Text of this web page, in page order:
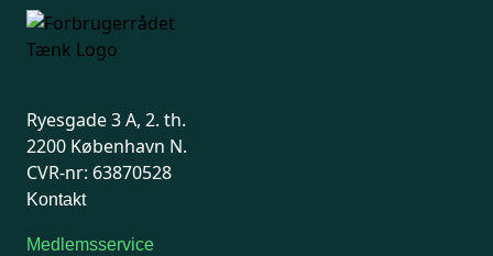
Ryesgade 3 A, 2. th.
2200 København N.
CVR-nr: 63870528
Kontakt
Medlemsservice